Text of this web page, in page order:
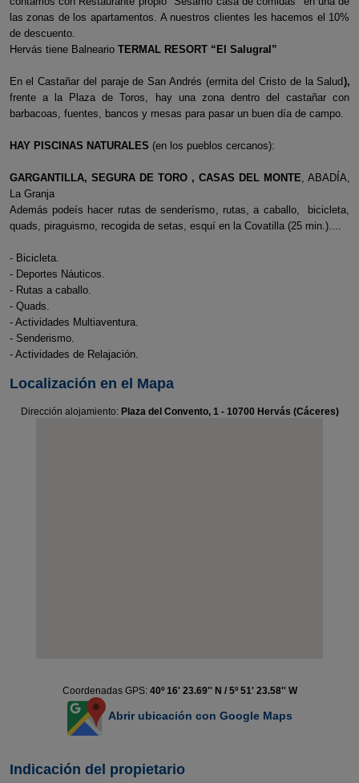
las zonas de los apartamentos. A nuestros clientes les hacemos el 10%
de descuento.
Hervás tiene Balneario TERMAL RESORT “El Salugral”
En el Castañar del paraje de San Andrés (ermita del Cristo de la Salud),
frente a la Plaza de Toros, hay una zona dentro del castañar con
barbacoas, fuentes, bancos y mesas para pasar un buen día de campo.
HAY PISCINAS NATURALES (en los pueblos cercanos):
GARGANTILLA, SEGURA DE TORO , CASAS DEL MONTE, ABADÍA,
La Granja
Además podeís hacer rutas de senderísmo, rutas, a caballo, bicicleta,
quads, piraguismo, recogida de setas, esquí en la Covatilla (25 min.)....
- Bicicleta.
- Deportes Náuticos.
- Rutas a caballo.
- Quads.
- Actividades Multiaventura.
- Senderismo.
- Actividades de Relajación.
Localización en el Mapa
Dirección alojamiento: Plaza del Convento, 1 - 10700 Hervás (Cáceres)
Coordenadas GPS: 40º 16' 23.69'' N / 5º 51' 23.58'' W
Abrir ubicación con Google Maps
Indicación del propietario